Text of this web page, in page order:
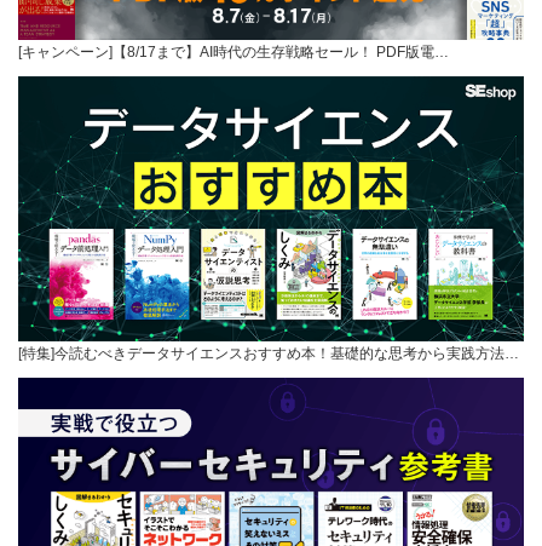
[キャンペーン]【8/17まで】AI時代の生存戦略セール！ PDF版電…
[特集]今読むべきデータサイエンスおすすめ本！基礎的な思考から実践方法…